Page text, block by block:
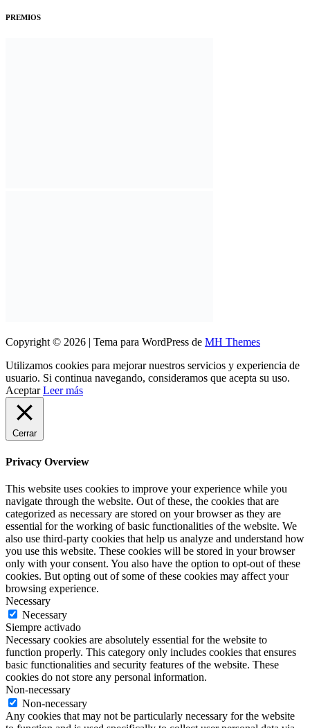
PREMIOS
Copyright © 2026 | Tema para WordPress de MH Themes
Utilizamos cookies para mejorar nuestros servicios y experiencia de
usuario. Si continua navegando, consideramos que acepta su uso.
Aceptar Leer más
Cerrar
Privacy Overview
This website uses cookies to improve your experience while you
navigate through the website. Out of these, the cookies that are
categorized as necessary are stored on your browser as they are
essential for the working of basic functionalities of the website. We
also use third-party cookies that help us analyze and understand how
you use this website. These cookies will be stored in your browser
only with your consent. You also have the option to opt-out of these
cookies. But opting out of some of these cookies may affect your
browsing experience.
Necessary
Necessary
Siempre activado
Necessary cookies are absolutely essential for the website to
function properly. This category only includes cookies that ensures
basic functionalities and security features of the website. These
cookies do not store any personal information.
Non-necessary
Non-necessary
Any cookies that may not be particularly necessary for the website